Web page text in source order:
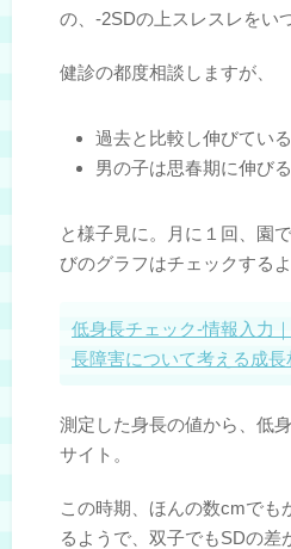
の、-2SDの上スレスレをい
健診の都度相談しますが、
過去と比較し伸びてい
男の子は思春期に伸び
と様子見に。月に１回、園
びのグラフはチェックする
低身長チェック-情報入力
長障害について考える成長
測定した身長の値から、低
サイト。
この時期、ほんの数cmでも
るようで、双子でもSDの差